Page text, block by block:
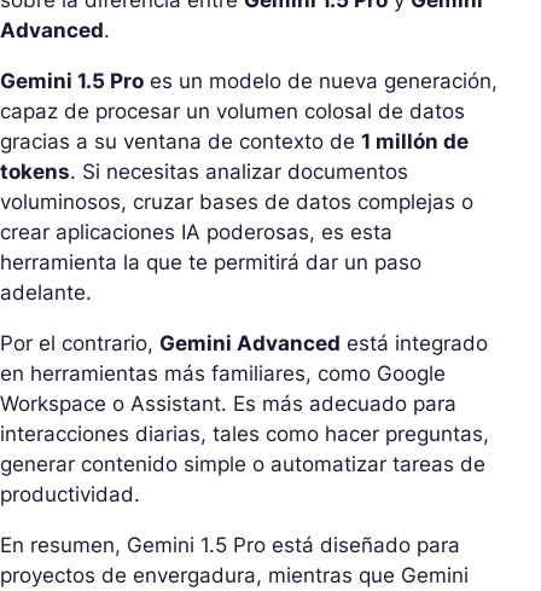
Advanced.
Gemini 1.5 Pro es un modelo de nueva generación,
capaz de procesar un volumen colosal de datos
gracias a su ventana de contexto de 1 millón de
tokens. Si necesitas analizar documentos
voluminosos, cruzar bases de datos complejas o
crear aplicaciones IA poderosas, es esta
herramienta la que te permitirá dar un paso
adelante.
Por el contrario, Gemini Advanced está integrado
en herramientas más familiares, como Google
Workspace o Assistant. Es más adecuado para
interacciones diarias, tales como hacer preguntas,
generar contenido simple o automatizar tareas de
productividad.
En resumen, Gemini 1.5 Pro está diseñado para
proyectos de envergadura, mientras que Gemini